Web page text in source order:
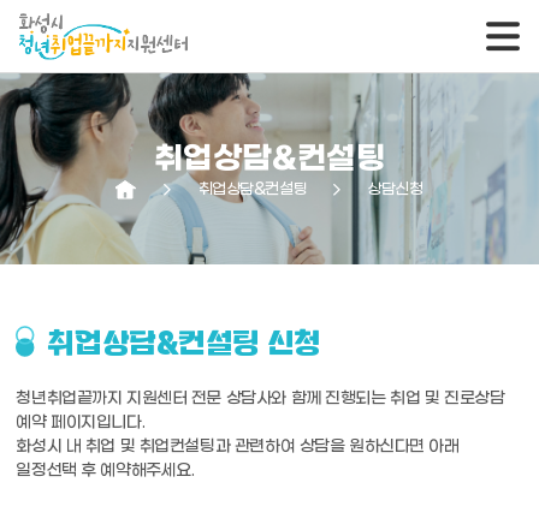
취업상담&컨설팅
arrow_forward_ios 취업상담&컨설팅 arrow_forward_ios 상담신청
취업상담&컨설팅 신청
청년취업끝까지 지원센터 전문 상담사와 함께 진행되는 취업 및 진로상담
예약 페이지입니다.
화성시 내 취업 및 취업컨설팅과 관련하여 상담을 원하신다면 아래
일정선택 후 예약해주세요.